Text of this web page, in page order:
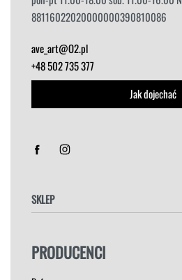
88116022020000000390810086
ave_art@O2.pl
+48 502 735 377
Jak dojechać
SKLEP
FOTELE